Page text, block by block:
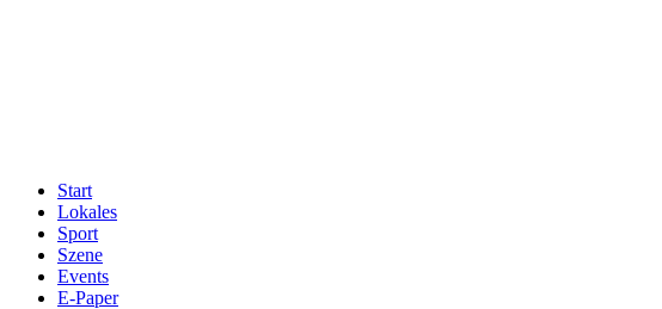
Start
Lokales
Sport
Szene
Events
E-Paper